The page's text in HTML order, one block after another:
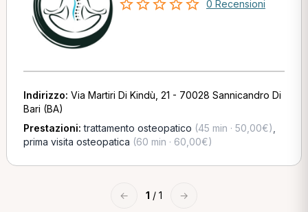
0 Recensioni
Indirizzo: Via Martiri Di Kindù, 21 - 70028 Sannicandro Di
Bari (BA)
Prestazioni:trattamento osteopatico (45 min · 50,00€)
prima visita osteopatica (60 min · 60,00€)
← 1 / 1 →